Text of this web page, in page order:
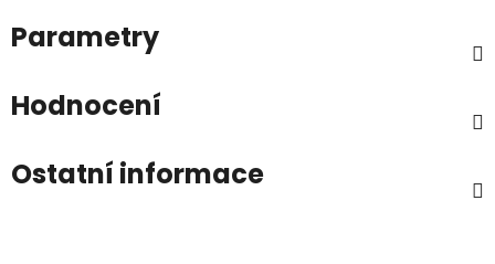
Parametry
Hodnocení
Ostatní informace